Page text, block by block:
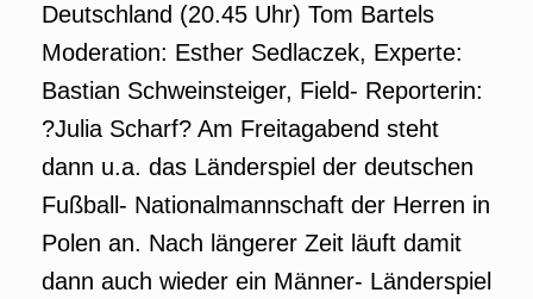
Deutschland (20.45 Uhr) Tom Bartels
Moderation: Esther Sedlaczek, Experte:
Bastian Schweinsteiger, Field- Reporterin:
?Julia Scharf? Am Freitagabend steht
dann u.a. das Länderspiel der deutschen
Fußball- Nationalmannschaft der Herren in
Polen an. Nach längerer Zeit läuft damit
dann auch wieder ein Männer- Länderspiel